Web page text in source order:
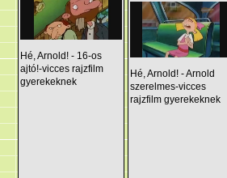
Hé, Arnold! - 16-os
ajtó!-vicces rajzfilm
gyerekeknek
Hé, Arnold! - Arnold
szerelmes-vicces
rajzfilm gyerekeknek